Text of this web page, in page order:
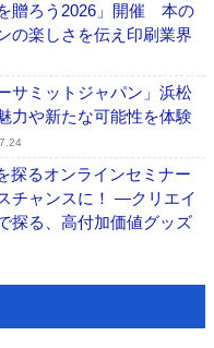
贈ろう2026」開催 本の
の楽しさを伝え印刷業界
ミットジャパン」浜松
や新たな可能性を体験
るオンラインセミナー
チャンスに！ ―クリエイ
探る、高付加価値グッズ